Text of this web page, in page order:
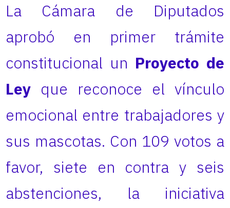
La Cámara de Diputados
aprobó en primer trámite
constitucional un Proyecto de
Ley que reconoce el vínculo
emocional entre trabajadores y
sus mascotas. Con 109 votos a
favor, siete en contra y seis
abstenciones, la iniciativa